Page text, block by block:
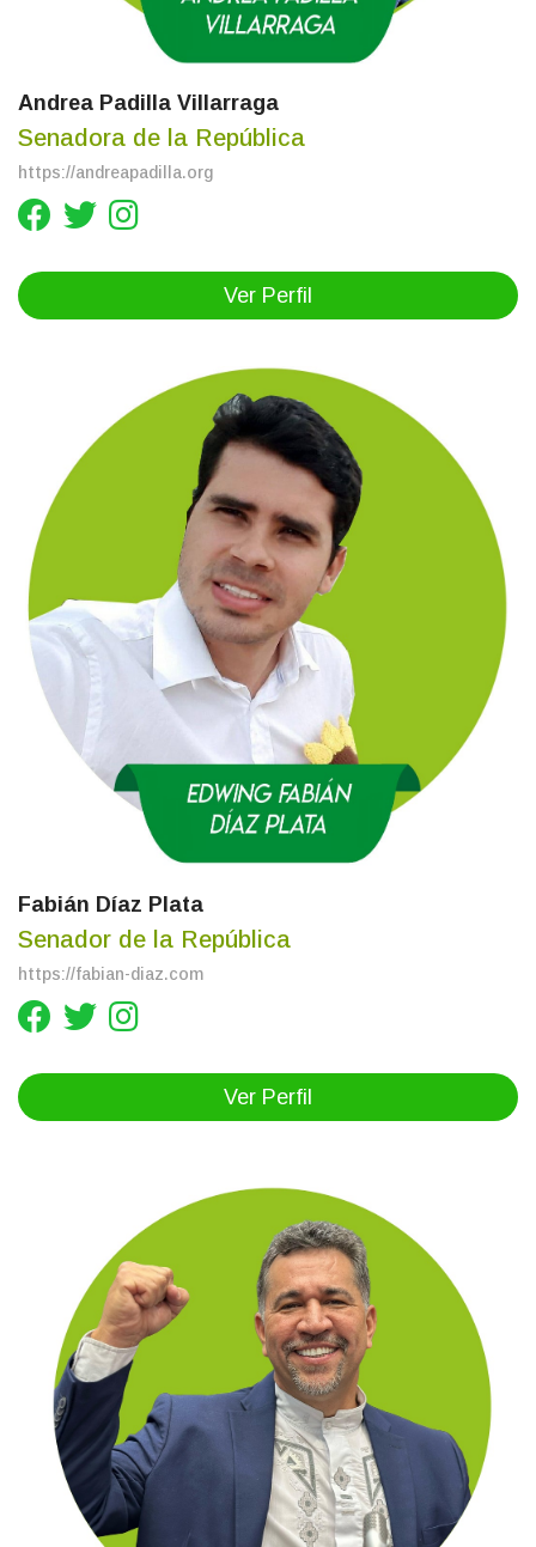
Andrea Padilla Villarraga
Senadora de la República
https://andreapadilla.org
Ver Perfil
Fabián Díaz Plata
Senador de la República
https://fabian-diaz.com
Ver Perfil